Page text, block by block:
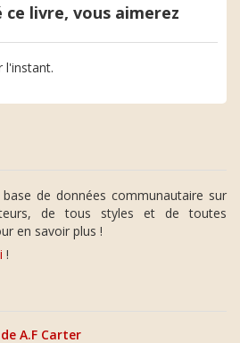
ce livre, vous aimerez
l'instant.
de données communautaire sur
de tous styles et de toutes
en savoir plus !
!
A.F Carter